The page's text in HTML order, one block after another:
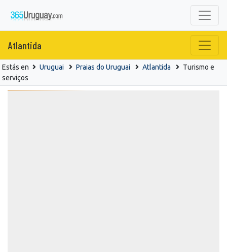
Atlantida
Estás en Uruguai Praias do Uruguai Atlantida
Turismo e
serviços